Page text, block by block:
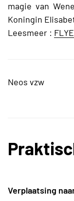
magie van
Koningin
Leesmeer :
Neos vzw
Verplaatsing